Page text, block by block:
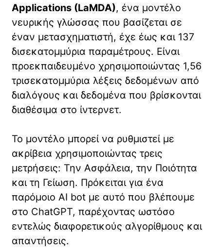
Applications (LaMDA), ένα μοντέλο
νευρικής γλώσσας που βασίζεται σε
έναν μετασχηματιστή, έχε έως και 137
δισεκατομμύρια παραμέτρους. Είναι
προεκπαιδευμένο χρησιμοποιώντας 1,56
τρισεκατομμύρια λέξεις δεδομένων από
διαλόγους και δεδομένα που βρίσκονται
διαθέσιμα στο ίντερνετ.
Το μοντέλο μπορεί να ρυθμιστεί με
ακρίβεια χρησιμοποιώντας τρεις
μετρήσεις: Την Ασφάλεια, την Ποιότητα
και τη Γείωση. Πρόκειται για ένα
παρόμοιο AI bot με αυτό που βλέπουμε
στο ChatGPT, παρέχοντας ωστόσο
εντελώς διαφορετικούς αλγορίθμους και
απαντήσεις.